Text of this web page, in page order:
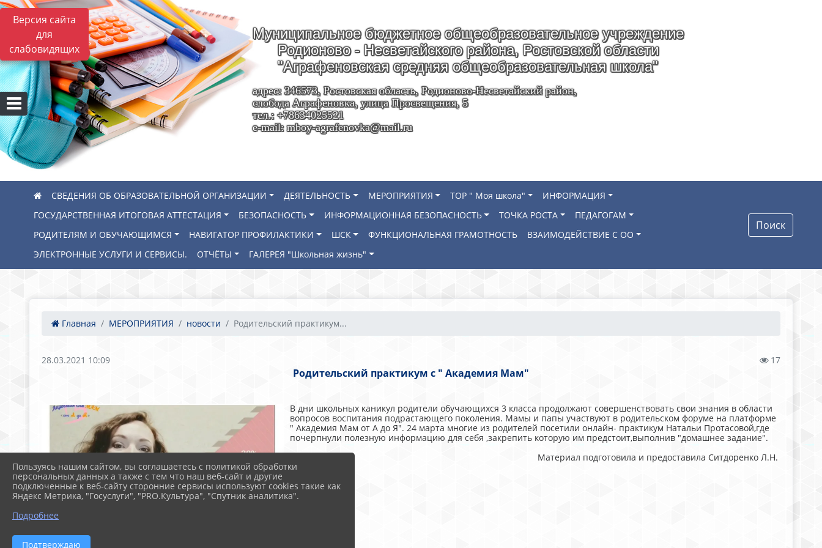
Версия сайта
для
слабовидящих
Муниципальное бюджетное общеобразовательное учреждение
Родионово - Несветайского района, Ростовской области
"Аграфеновская средняя общеобразовательная школа"
адрес: 346573, Ростовская область, Родионово-Несветайский район,
слобода Аграфеновка, улица Просвещения, 5
тел.: +78634025521
e-mail: mboy-agrafenovka@mail.ru
СВЕДЕНИЯ ОБ ОБРАЗОВАТЕЛЬНОЙ ОРГАНИЗАЦИИ ДЕЯТЕЛЬНОСТЬ МЕРОПРИЯТИЯ ТОР " Моя школа"
ИНФОРМАЦИЯ
ГОСУДАРСТВЕННАЯ ИТОГОВАЯ АТТЕСТАЦИЯ
БЕЗОПАСНОСТЬ ИНФОРМАЦИОННАЯ БЕЗОПАСНОСТЬ ТОЧКА РОСТА
ПЕДАГОГАМ
РОДИТЕЛЯМ И ОБУЧАЮЩИМСЯ
НАВИГАТОР ПРОФИЛАКТИКИ ШСК ФУНКЦИОНАЛЬНАЯ ГРАМОТНОСТЬ
ВЗАИМОДЕЙСТВИЕ С ОО
ЭЛЕКТРОННЫЕ УСЛУГИ И СЕРВИСЫ.
ОТЧЁТЫ ГАЛЕРЕЯ "Школьная жизнь"
Поиск
Главная МЕРОПРИЯТИЯ новости Родительский практикум...
28.03.2021 10:09 17
Родительский практикум с " Академия Мам"
В дни школьных каникул родители обучающихся 3 класса продолжают совершенствовать свои знания в области
вопросов воспитания подрастающего поколения. Мамы и папы участвуют в родительском форуме на платформе
" Академия Мам от А до Я". 24 марта многие из родителей посетили онлайн- практикум Натальи Протасовой,где
почерпнули полезную информацию для себя ,закрепить которую им предстоит,выполнив "домашнее задание".
Материал подготовила и предоставила Ситдоренко Л.Н.
Пользуясь нашим сайтом, вы соглашаетесь с политикой обработки
персональных данных а также с тем что наш веб-сайт и другие
подключенные к веб-сайту сторонние сервисы используют cookies такие как
Яндекс Метрика, "Госуслуги", "PRO.Культура", "Спутник аналитика".
Подробнее
Подтверждаю